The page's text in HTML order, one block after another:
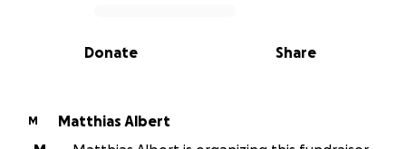
0% complete
Share
Donate
M
Matthias Albert